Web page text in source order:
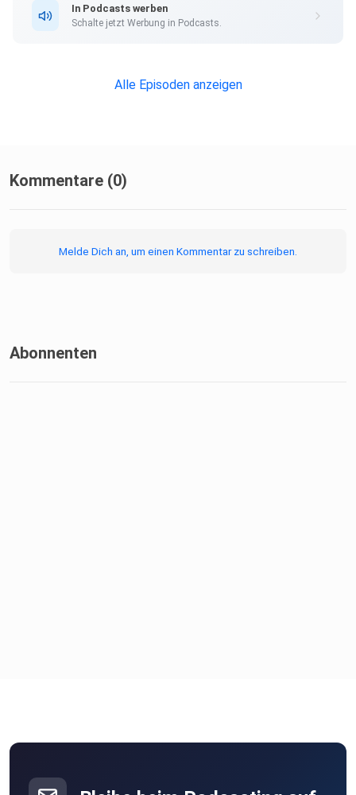
In Podcasts werben
Schalte jetzt Werbung in Podcasts.
Alle Episoden anzeigen
Kommentare (0)
Melde Dich an, um einen Kommentar zu schreiben.
Abonnenten